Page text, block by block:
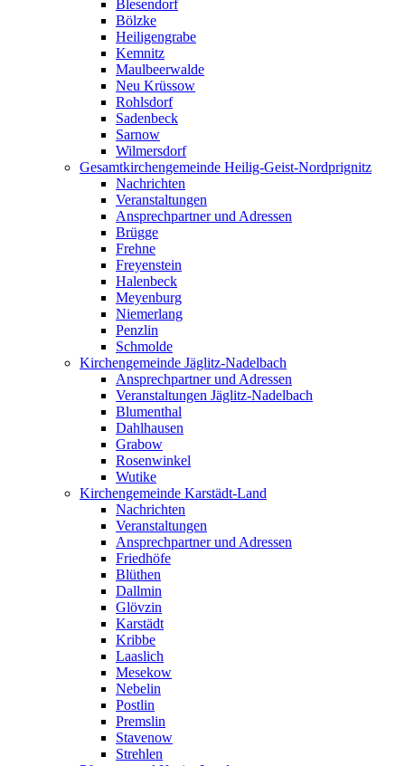
Blesendorf
Bölzke
Heiligengrabe
Kemnitz
Maulbeerwalde
Neu Krüssow
Rohlsdorf
Sadenbeck
Sarnow
Wilmersdorf
Gesamtkirchengemeinde Heilig-Geist-Nordprignitz
Nachrichten
Veranstaltungen
Ansprechpartner und Adressen
Brügge
Frehne
Freyenstein
Halenbeck
Meyenburg
Niemerlang
Penzlin
Schmolde
Kirchengemeinde Jäglitz-Nadelbach
Ansprechpartner und Adressen
Veranstaltungen Jäglitz-Nadelbach
Blumenthal
Dahlhausen
Grabow
Rosenwinkel
Wutike
Kirchengemeinde Karstädt-Land
Nachrichten
Veranstaltungen
Ansprechpartner und Adressen
Friedhöfe
Blüthen
Dallmin
Glövzin
Karstädt
Kribbe
Laaslich
Mesekow
Nebelin
Postlin
Premslin
Stavenow
Strehlen